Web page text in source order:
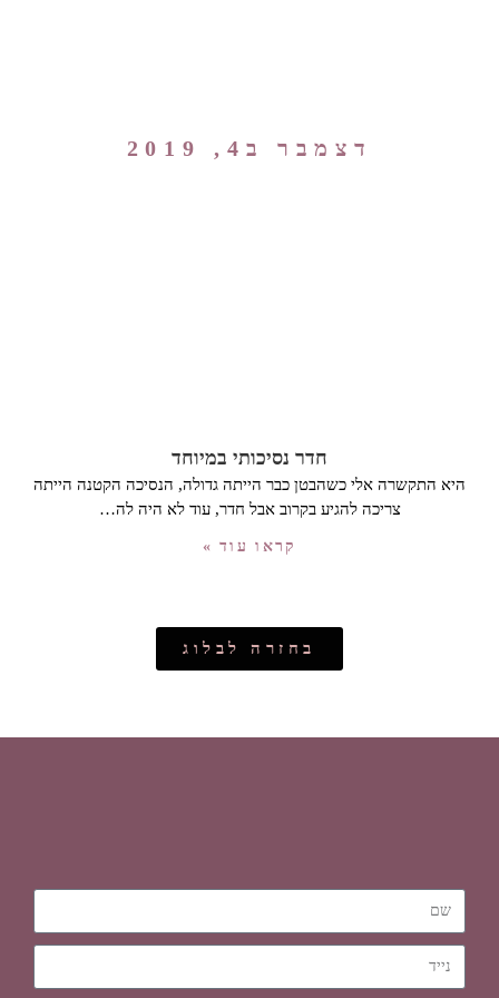
דצמבר ב4, 2019
חדר נסיכותי במיוחד
היא התקשרה אלי כשהבטן כבר הייתה גדולה, הנסיכה הקטנה הייתה
צריכה להגיע בקרוב אבל חדר, עוד לא היה לה…
קראו עוד »
בחזרה לבלוג